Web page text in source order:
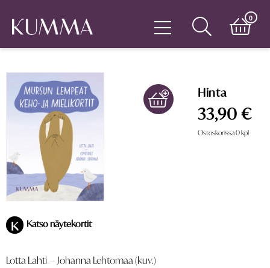
0
Hinta
33,90 €
Ostoskorissa0kpl
K Katso näytekortit
Lotta Lahti – Johanna Lehtomaa (kuv.)